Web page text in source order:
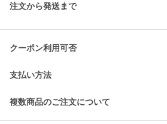
注文から発送まで
クーポン利用可否
支払い方法
複数商品のご注文について